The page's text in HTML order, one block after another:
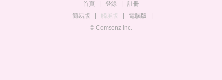
首頁 登錄
註冊
簡易版
觸屏版 電腦版
© Comsenz Inc.